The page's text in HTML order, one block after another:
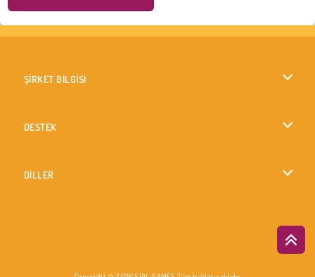
ŞİRKET BİLGİSİ
DESTEK
DİLLER